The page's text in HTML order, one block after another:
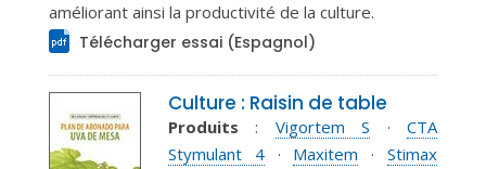
améliorant ainsi la productivité de la culture.
Télécharger essai (Espagnol)
Culture : Raisin de table
Produits: Vigortem S ·CTA
Stymulant 4· Maxitem ·Stimax